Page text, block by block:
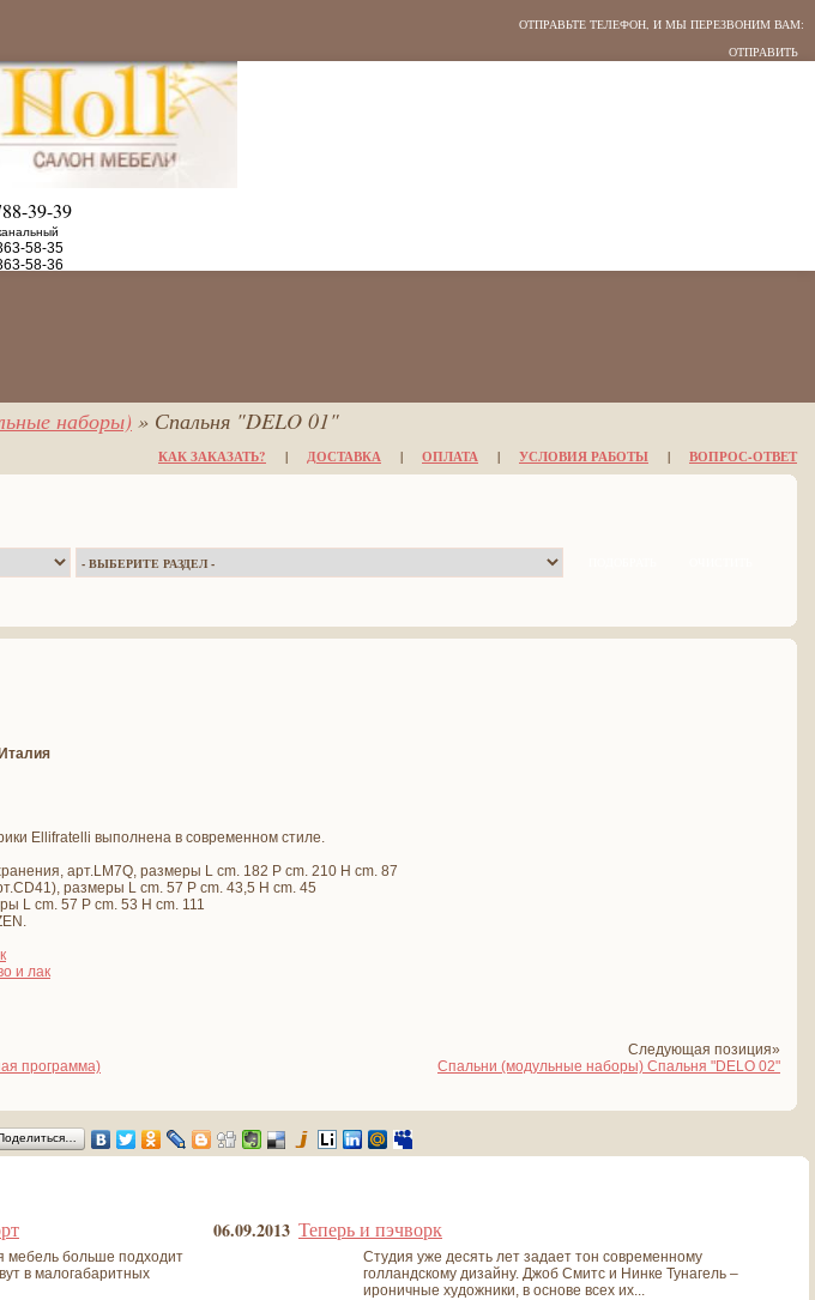
ОТПРАВЬТЕ ТЕЛЕФОН, И МЫ ПЕРЕЗВОНИМ ВАМ:
39-39
58-35
58-36
наборы) » Спальня "DELO 01"
КАК ЗАКАЗАТЬ? | ДОСТАВКА | ОПЛАТА | УСЛОВИЯ РАБОТЫ | ВОПРОС-ОТВЕТ
Италия
Ellifratelli выполнена в современном стиле.
арт.LM7Q, размеры L cm. 182 P cm. 210 H cm. 87
размеры L cm. 57 P cm. 43,5 H cm. 45
L cm. 57 P cm. 53 H cm. 111
и лак
программа)
Следующая позиция»
Спальни (модульные наборы) Спальня "DELO 02"
мебель больше подходит
в малогабаритных
06.09.2013 Теперь и пэчворк
Студия уже десять лет задает тон современному
голландскому дизайну. Джоб Смитс и Нинке Тунагель –
ироничные художники, в основе всех их...